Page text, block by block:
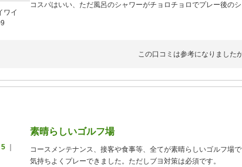
ワイ
コスパはいい、ただ風呂のシャワーがチョロチョロでプレー後の
この口コミは参考になりました
5
素晴らしいゴルフ場
コースメンテナンス、接客や食事等、全てが素晴らしいゴルフ場
気持ちよくプレーできました。ただしブヨ対策は必須です。